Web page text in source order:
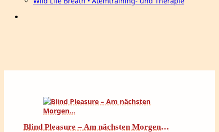
Blind Pleasure – Am nächsten Morgen…